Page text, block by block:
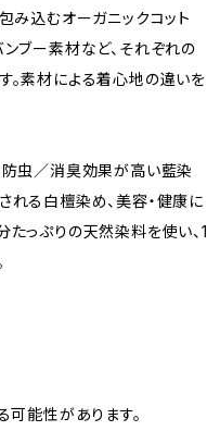
み込むオーガニックコット
ブー素材など、それぞれの
。素材による着心地の違いを
防虫／消臭効果が高い藍染
れる白檀染め、美容・健康に
っぷりの天然染料を使い、1
可能性があります。